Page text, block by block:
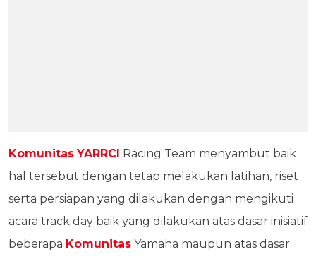
Komunitas YARRCI Racing Team menyambut baik
hal tersebut dengan tetap melakukan latihan, riset
serta persiapan yang dilakukan dengan mengikuti
acara track day baik yang dilakukan atas dasar inisiatif
beberapa Komunitas Yamaha maupun atas dasar